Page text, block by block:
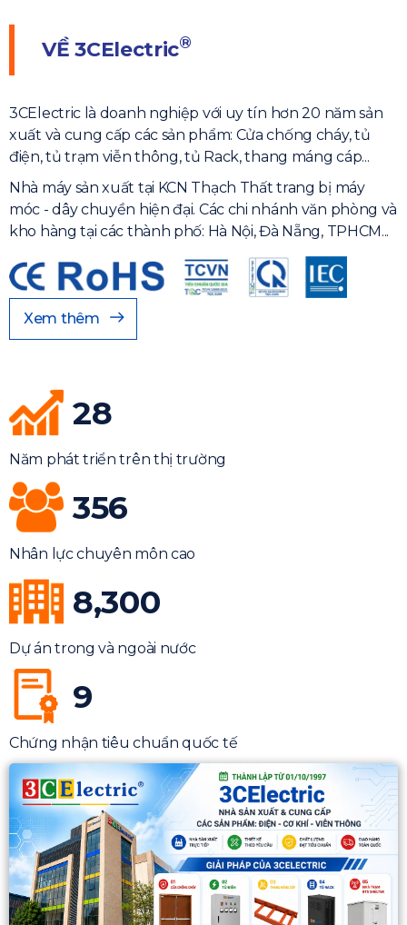
VỀ3CElectric®
3CElectric là doanh nghiệp với uy tín hơn 20 năm sản
xuất và cung cấp các sản phẩm: Cửa chống cháy, tủ
điện, tủ trạm viễn thông, tủ Rack, thang máng cáp...
Nhà máy sản xuất tại KCN Thạch Thất trang bị máy
móc - dây chuyền hiện đại. Các chi nhánh văn phòng và
kho hàng tại các thành phố: Hà Nội, Đà Nẵng, TPHCM...
Xem thêm
28
Năm phát triển trên thị trường
356
Nhân lực chuyên môn cao
8,300
Dự án trong và ngoài nước
9
Chứng nhận tiêu chuẩn quốc tế